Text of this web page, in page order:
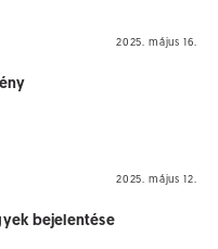
2025. május 16.
2025. május 12.
bejelentése